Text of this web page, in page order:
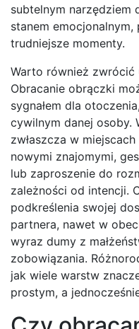
subtelnym narzędziem
stanem
trudniejsze momenty.
Warto również zwrócić
Obracanie obrączki
sygnałem dla
cywilnym danej osoby.
zwłaszcza w
nowymi znajomymi,
lub zaproszenie do
zależności od intencji.
podkreślenia swojej
partnera, nawet w
wyraz dumy z
zobowiązania.
jak wiele warstw
prostym, a